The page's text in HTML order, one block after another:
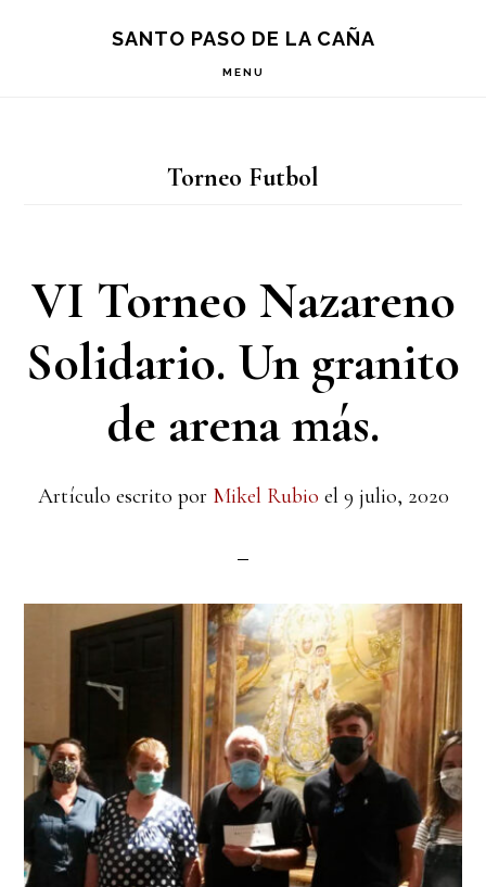
SANTO PASO DE LA CAÑA
MENU
Torneo Futbol
VI Torneo Nazareno
Solidario. Un granito
de arena más.
Artículo escrito por Mikel Rubio el 9 julio, 2020